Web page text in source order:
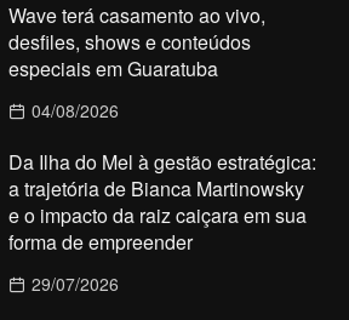
Wave terá casamento ao vivo,
desfiles, shows e conteúdos
especiais em Guaratuba
04/08/2026
Da Ilha do Mel à gestão estratégica:
a trajetória de Bianca Martinowsky
e o impacto da raiz caiçara em sua
forma de empreender
29/07/2026